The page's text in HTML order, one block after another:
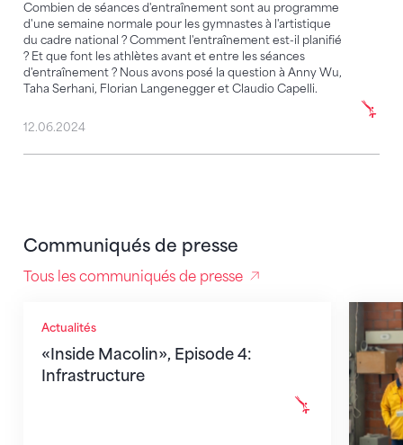
Combien de séances d'entraînement sont au programme
d'une semaine normale pour les gymnastes à l'artistique
du cadre national ? Comment l'entraînement est-il planifié
? Et que font les athlètes avant et entre les séances
d'entraînement ? Nous avons posé la question à Anny Wu,
Taha Serhani, Florian Langenegger et Claudio Capelli.
12.06.2024
Communiqués de presse
Tous les communiqués de presse
Actualités
«Inside Macolin», Episode 4:
Infrastructure